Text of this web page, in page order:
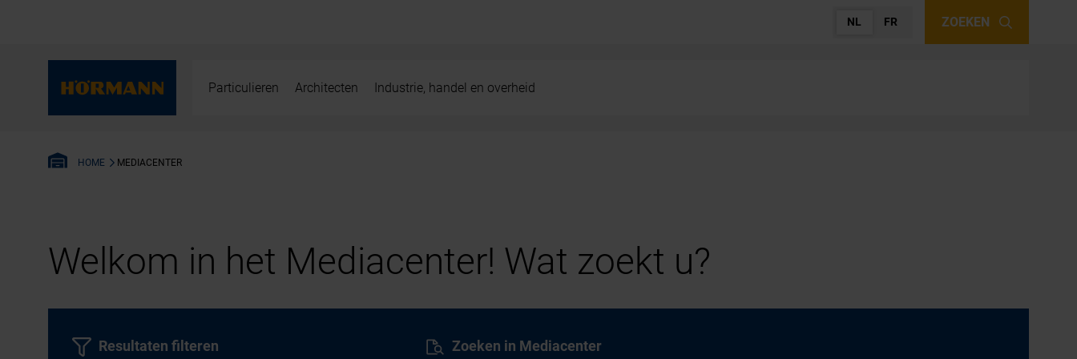
NL FR ZOEKEN
Particulieren Architecten Industrie, handel en overheid
HOME MEDIACENTER
Welkom in het Mediacenter! Wat zoekt u?
Zoeken in Mediacenter
Resultaten filteren